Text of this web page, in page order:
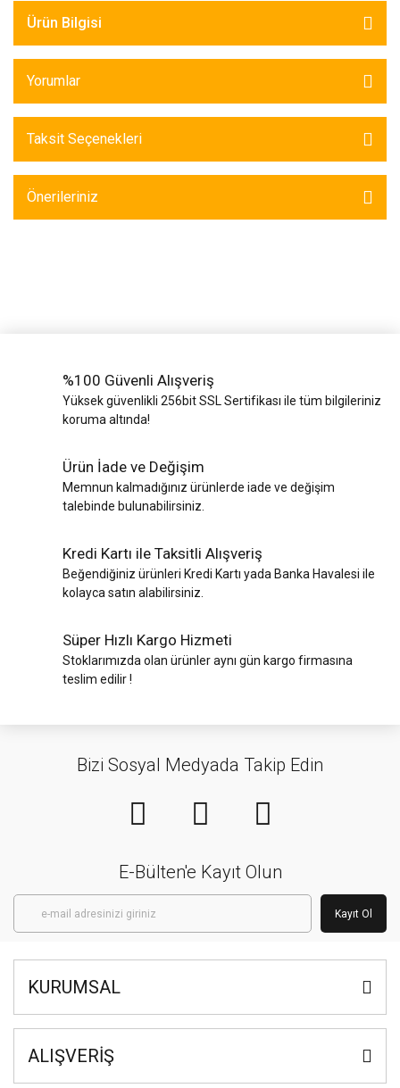
Ürün Bilgisi
Yorumlar
Taksit Seçenekleri
Önerileriniz
%100 Güvenli Alışveriş
Yüksek güvenlikli 256bit SSL Sertifikası ile tüm bilgileriniz
koruma altında!
Ürün İade ve Değişim
Memnun kalmadığınız ürünlerde iade ve değişim
talebinde bulunabilirsiniz.
Kredi Kartı ile Taksitli Alışveriş
Beğendiğiniz ürünleri Kredi Kartı yada Banka Havalesi ile
kolayca satın alabilirsiniz.
Süper Hızlı Kargo Hizmeti
Stoklarımızda olan ürünler aynı gün kargo firmasına
teslim edilir !
Bizi Sosyal Medyada Takip Edin
E-Bülten'e Kayıt Olun
Kayıt Ol
KURUMSAL
ALIŞVERİŞ